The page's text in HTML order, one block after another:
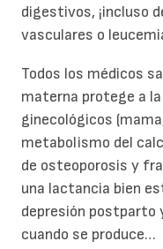
digestivos, ¡incluso
vasculares o
Todos los médicos
materna protege a
ginecológicos
metabolismo del
de osteoporosis y
una lactancia bien
depresión postparto
cuando se produce…